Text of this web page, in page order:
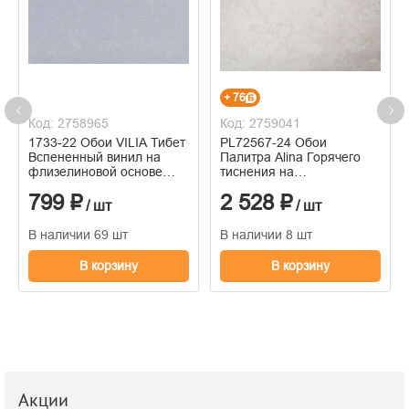
Код: 2758965
1733-22 Обои VILIA Тибет
Вспененный винил на
флизелиновой основе
799 ₽/ шт
В наличии 69 шт
В корзину
+ 76
Код: 2759041
PL72567-24 Обои
Палитра Alina Горячего
тиснения на
1.06м x 10.05
2 528 ₽/ шт
В наличии 8 шт
В корзину
Акции